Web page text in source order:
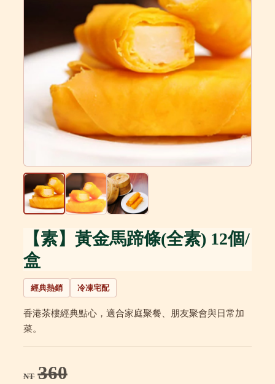
【素】黃金馬蹄條(全素) 12個/
盒
經典熱銷 冷凍宅配
香港茶樓經典點心，適合家庭聚餐、朋友聚會與日常加
菜。
NT 360